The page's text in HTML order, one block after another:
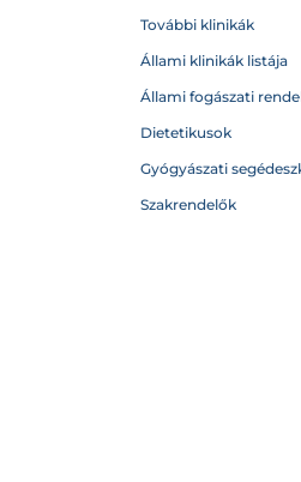
További klinikák
Állami klinikák listája
Állami fogászati
Dietetikusok
Gyógyászati
Szakrendelők